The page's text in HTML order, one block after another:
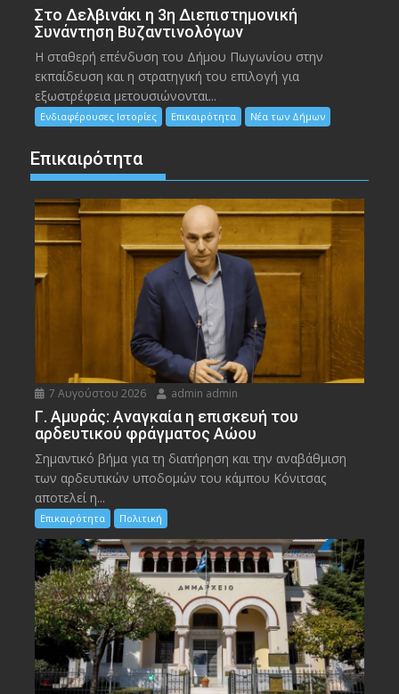
Στο Δελβινάκι η 3η Διεπιστημονική
Συνάντηση Βυζαντινολόγων
Η σταθερή επένδυση του Δήμου Πωγωνίου στην
εκπαίδευση και η στρατηγική του επιλογή για
εξωστρέφεια μετουσιώνονται...
Ενδιαφέρουσες Ιστορίες Επικαιρότητα Νέα των Δήμων
Επικαιρότητα
7 Αυγούστου 2026 admin admin
Γ. Αμυράς: Αναγκαία η επισκευή του
αρδευτικού φράγματος Αώου
Σημαντικό βήμα για τη διατήρηση και την αναβάθμιση
των αρδευτικών υποδομών του κάμπου Κόνιτσας
αποτελεί η...
Επικαιρότητα Πολιτική